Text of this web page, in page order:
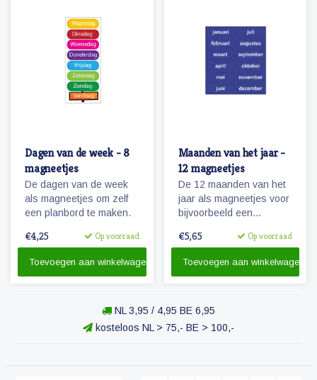
Dagen van de week - 8
magneetjes
De dagen van de week
als magneetjes om zelf
een planbord te maken.
€4,25 Op voorraad
Toevoegen aan winkelwagen
Maanden van het jaar -
12 magneetjes
De 12 maanden van het
jaar als magneetjes voor
bijvoorbeeld een
€5,65 Op voorraad
Toevoegen aan winkelwagen
NL 3,95 / 4,95 BE 6,95
kosteloos NL > 75,- BE > 100,-